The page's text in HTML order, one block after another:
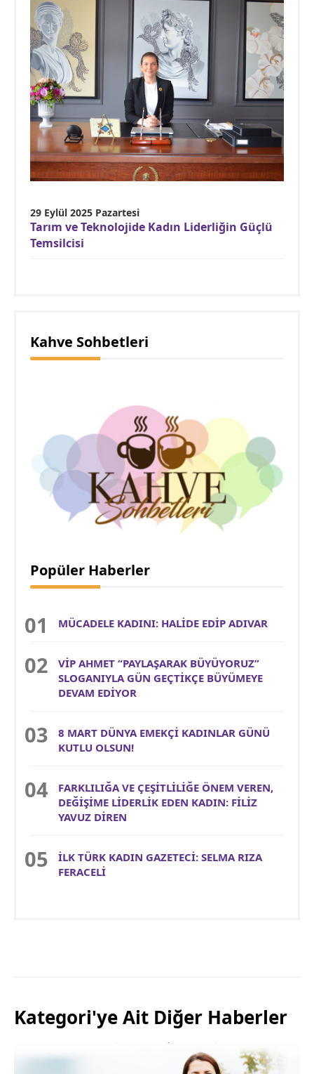
29 Eylül 2025 Pazartesi
Tarım ve Teknolojide Kadın Liderliğin Güçlü
Temsilcisi
Kahve Sohbetleri
Popüler Haberler
MÜCADELE KADINI: HALİDE EDİP ADIVAR
VİP AHMET “PAYLAŞARAK BÜYÜYORUZ”
SLOGANIYLA GÜN GEÇTİKÇE BÜYÜMEYE
DEVAM EDİYOR
8 MART DÜNYA EMEKÇİ KADINLAR GÜNÜ
KUTLU OLSUN!
FARKLILIĞA VE ÇEŞİTLİLİĞE ÖNEM VEREN,
DEĞİŞİME LİDERLİK EDEN KADIN: FİLİZ
YAVUZ DİREN
İLK TÜRK KADIN GAZETECİ: SELMA RIZA
FERACELİ
Kategori'ye Ait Diğer Haberler